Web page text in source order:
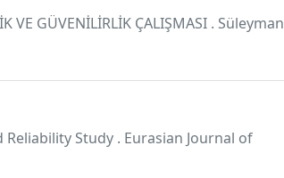
GÜVENİLİRLİK ÇALIŞMASI . Süleyman
Study . Eurasian Journal of